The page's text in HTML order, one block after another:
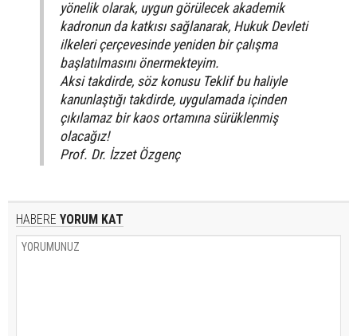
yönelik olarak, uygun görülecek akademik
kadronun da katkısı sağlanarak, Hukuk Devleti
ilkeleri çerçevesinde yeniden bir çalışma
başlatılmasını önermekteyim.
Aksi takdirde, söz konusu Teklif bu haliyle
kanunlaştığı takdirde, uygulamada içinden
çıkılamaz bir kaos ortamına sürüklenmiş
olacağız!
Prof. Dr. İzzet Özgenç
HABERE YORUM KAT